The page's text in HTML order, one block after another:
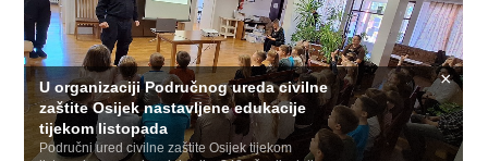
U organizaciji Područnog ureda civilne
zaštite Osijek nastavljene edukacije
tijekom listopada
Područni ured civilne zaštite Osijek tijekom
×